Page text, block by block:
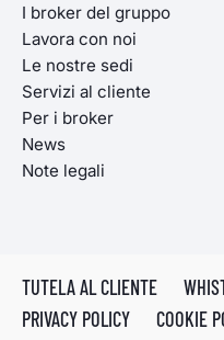
I broker del gruppo
Lavora con noi
Le nostre sedi
Servizi al cliente
Per i broker
News
Note legali
TUTELA AL CLIENTE
PRIVACY POLICY
COOKIE